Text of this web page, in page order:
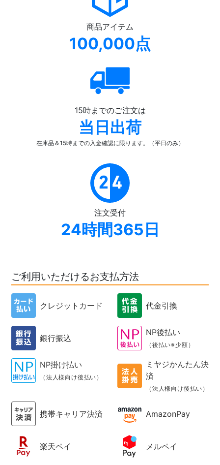
商品アイテム
100,000点
15時までのご注文は
当日出荷
在庫品＆15時までの入金確認に限ります。（平日のみ）
注文受付
24時間365日
ご利用いただけるお支払方法
クレジットカード 代金引換
銀行振込
NP後払い
（後払い※少額）
NP掛け払い
（法人様向け後払い）
ミヤジかんたん決
済
（法人様向け後払い）
携帯キャリア決済 AmazonPay
楽天ペイ メルペイ